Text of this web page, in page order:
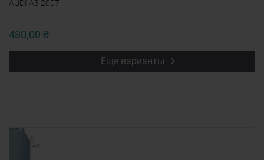
AUDI A3 2007
480,00 ₴
Еще варианты
/6